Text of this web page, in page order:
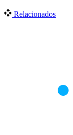
Relacionados